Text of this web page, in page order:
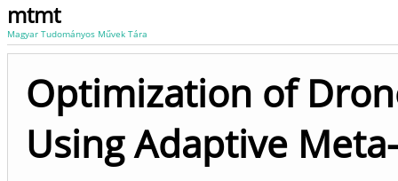
mtmt
Magyar Tudományos Művek Tára
Optimization of
Using Adaptive